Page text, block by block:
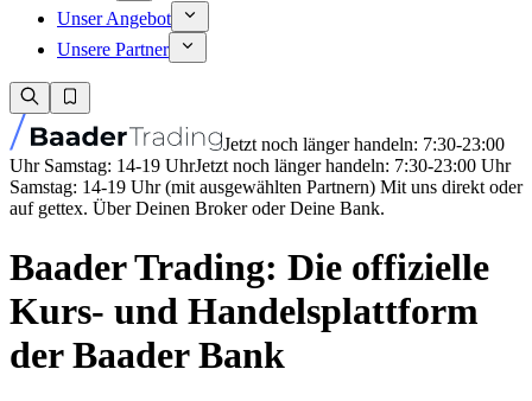
Unser Angebot
Unsere Partner
Jetzt noch länger handeln: 7:30-23:00
Uhr Samstag: 14-19 UhrJetzt noch länger handeln: 7:30-23:00 Uhr
Samstag: 14-19 Uhr (mit ausgewählten Partnern) Mit uns direkt oder
auf gettex. Über Deinen Broker oder Deine Bank.
Baader Trading: Die offizielle
Kurs- und Handelsplattform
der Baader Bank